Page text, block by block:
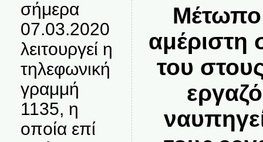
σήμερα
07.03.2020
λειτουργεί η
τηλεφωνική
γραμμή
1135, η
οποία επί
Μέτωπο
του